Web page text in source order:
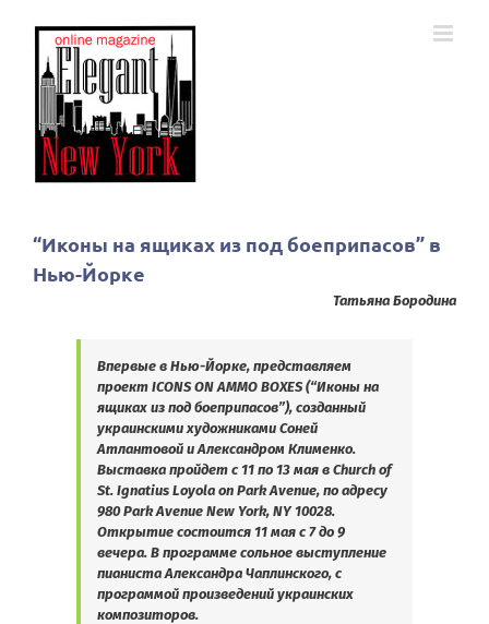
“Иконы на ящиках из под боеприпасов” в
Нью-Йорке
Татьяна Бородина
Впервые в Нью-Йорке, представляем
проект ICONS ON AMMO BOXES (“Иконы на
ящиках из под боеприпасов”), созданный
украинскими художниками Соней
Атлантовой и Александром Клименко.
Выставка пройдет с 11 по 13 мая в Church of
St. Ignatius Loyola on Park Avenue, по адресу
980 Park Avenue New York, NY 10028.
Открытие состоится 11 мая с 7 до 9
вечера. В программе сольное выступление
пианиста Александра Чаплинского, с
программой произведений украинских
композиторов.